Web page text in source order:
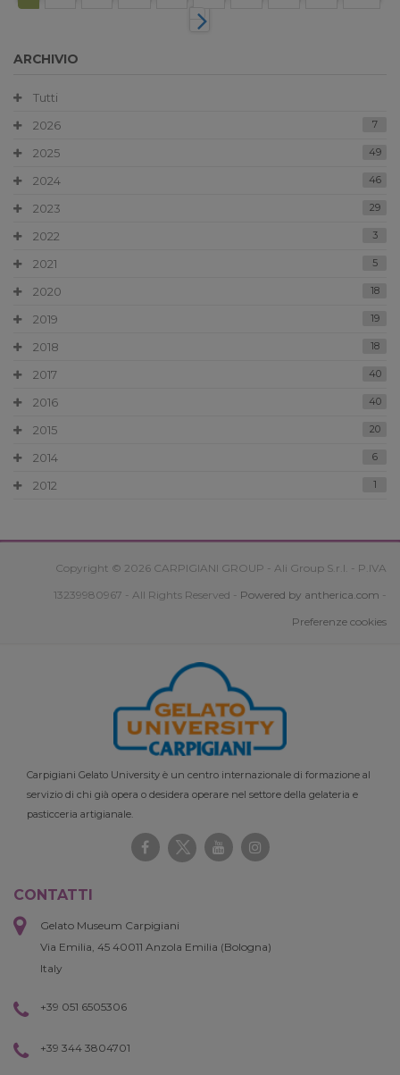
ARCHIVIO
Tutti
2026
7
2025 49
2024 46
2023 29
2022 3
2021 5
2020 18
2019 19
2018 18
2017 40
2016 40
2015 20
2014 6
2012 1
Copyright © 2026 CARPIGIANI GROUP - Ali Group S.r.l. - P.IVA
13239980967 - All Rights Reserved - Powered by antherica.com -
Preferenze cookies
Carpigiani Gelato University è un centro internazionale di formazione al
servizio di chi già opera o desidera operare nel settore della gelateria e
pasticceria artigianale.
CONTATTI
Gelato Museum Carpigiani
Via Emilia, 45 40011 Anzola Emilia (Bologna)
Italy
+39 051 6505306
+39 344 3804701